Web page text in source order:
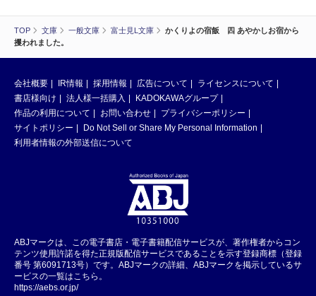
TOP 文庫 一般文庫 富士見L文庫
かくりよの宿飯 四 あやかしお宿から
攫われました。
会社概要 IR情報 採用情報 広告について
ライセンスについて
書店様向け
法人様一括購入
KADOKAWAグループ
作品の利用について
お問い合わせ
プライバシーポリシー
サイトポリシー
Do Not Sell or Share My Personal Information
利用者情報の外部送信について
ABJマークは、この電子書店・電子書籍配信サービスが、著作権者からコン
テンツ使用許諾を得た正規版配信サービスであることを示す登録商標（登録
番号 第6091713号）です。ABJマークの詳細、ABJマークを掲示しているサ
ービスの一覧はこちら。
https://aebs.or.jp/